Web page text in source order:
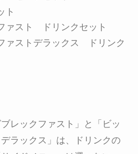
ト
ァスト ドリンクセット
ァストデラックス ドリンク
レックファスト」と「ビッ
ラックス」は、ドリンクの